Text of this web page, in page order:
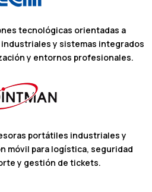
tecnológicas orientadas a
y sistemas integrados
y entornos profesionales.
portátiles industriales y
móvil para logística, seguridad
y gestión de tickets.